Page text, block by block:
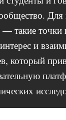
такие точки
и
который